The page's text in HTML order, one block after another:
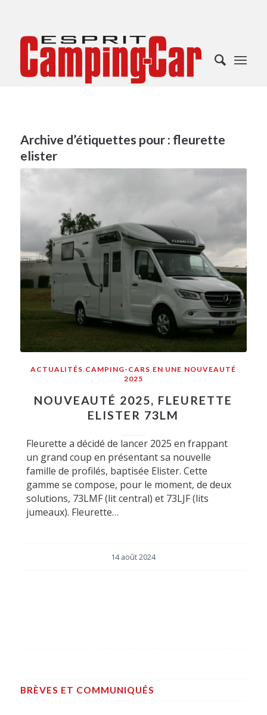
Archive d’étiquettes pour : fleurette
elister
ACTUALITÉS CAMPING-CARS EN UNE NOUVEAUTÉ
2025
NOUVEAUTÉ 2025, FLEURETTE
ELISTER 73LM
Fleurette a décidé de lancer 2025 en frappant
un grand coup en présentant sa nouvelle
famille de profilés, baptisée Elister. Cette
gamme se compose, pour le moment, de deux
solutions, 73LMF (lit central) et 73LJF (lits
jumeaux). Fleurette…
14 août 2024
BRÈVES ET COMMUNIQUÉS